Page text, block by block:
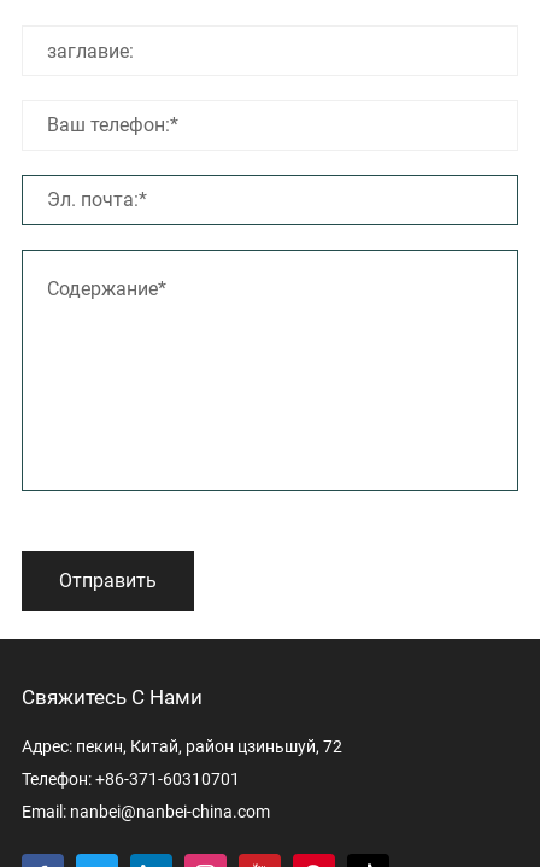
Отправить
Свяжитесь С Нами
Адрес: пекин, Китай, район цзиньшуй, 72
Телефон: +86-371-60310701
Email: nanbei@nanbei-china.com